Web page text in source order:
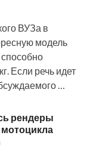
ВУЗа в
модель
Если речь идет
…
рендеры
мотоцикла